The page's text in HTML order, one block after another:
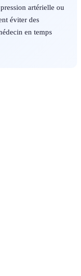
artérielle ou
éviter des
en temps